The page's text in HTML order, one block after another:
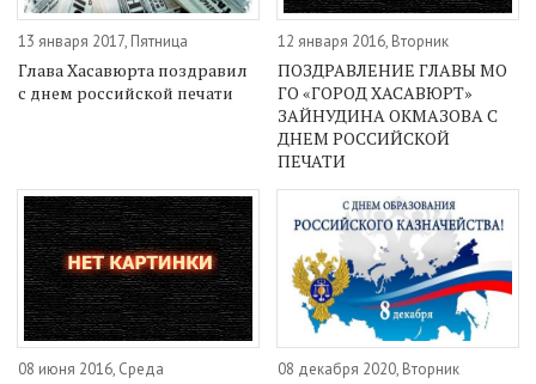
13 января 2017, Пятница
Глава Хасавюрта поздравил
с днем российской печати
12 января 2016, Вторник
ПОЗДРАВЛЕНИЕ ГЛАВЫ МО
ГО «ГОРОД ХАСАВЮРТ»
ЗАЙНУДИНА ОКМАЗОВА С
ДНЕМ РОССИЙСКОЙ
ПЕЧАТИ
08 июня 2016, Среда 08 декабря 2020, Вторник